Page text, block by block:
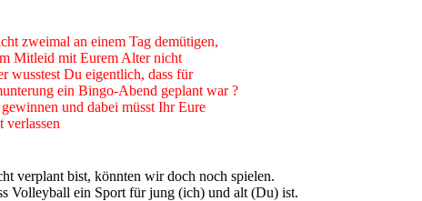
zweimal an einem Tag demütigen,
Mitleid mit Eurem Alter nicht
wusstest Du eigentlich, dass für
ein Bingo-Abend geplant war ?
und dabei müsst Ihr Eure
verplant bist, könnten wir doch noch spielen.
Volleyball ein Sport für jung (ich) und alt (Du) ist.